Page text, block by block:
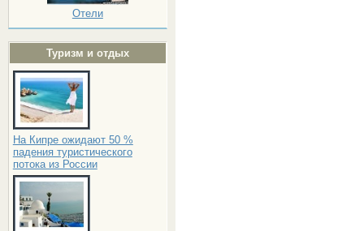
Отели
Туризм и отдых
На Кипре ожидают 50 %
падения туристического
потока из России